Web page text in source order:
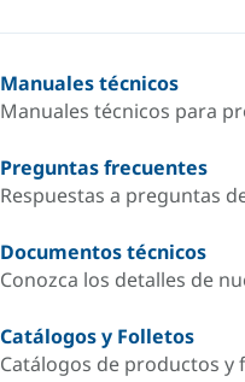
Manuales técnicos
Manuales técnicos para
Preguntas frecuentes
Respuestas a preguntas
Documentos técnicos
Conozca los detalles de
Catálogos y Folletos
Catálogos de productos y